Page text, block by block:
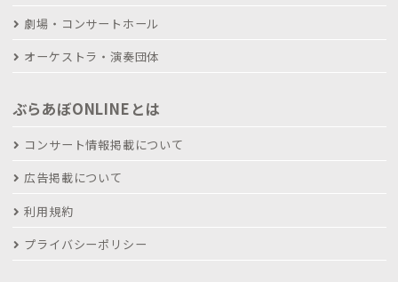
劇場・コンサートホール
オーケストラ・演奏団体
ぶらあぼONLINEとは
コンサート情報掲載について
広告掲載について
利用規約
プライバシーポリシー